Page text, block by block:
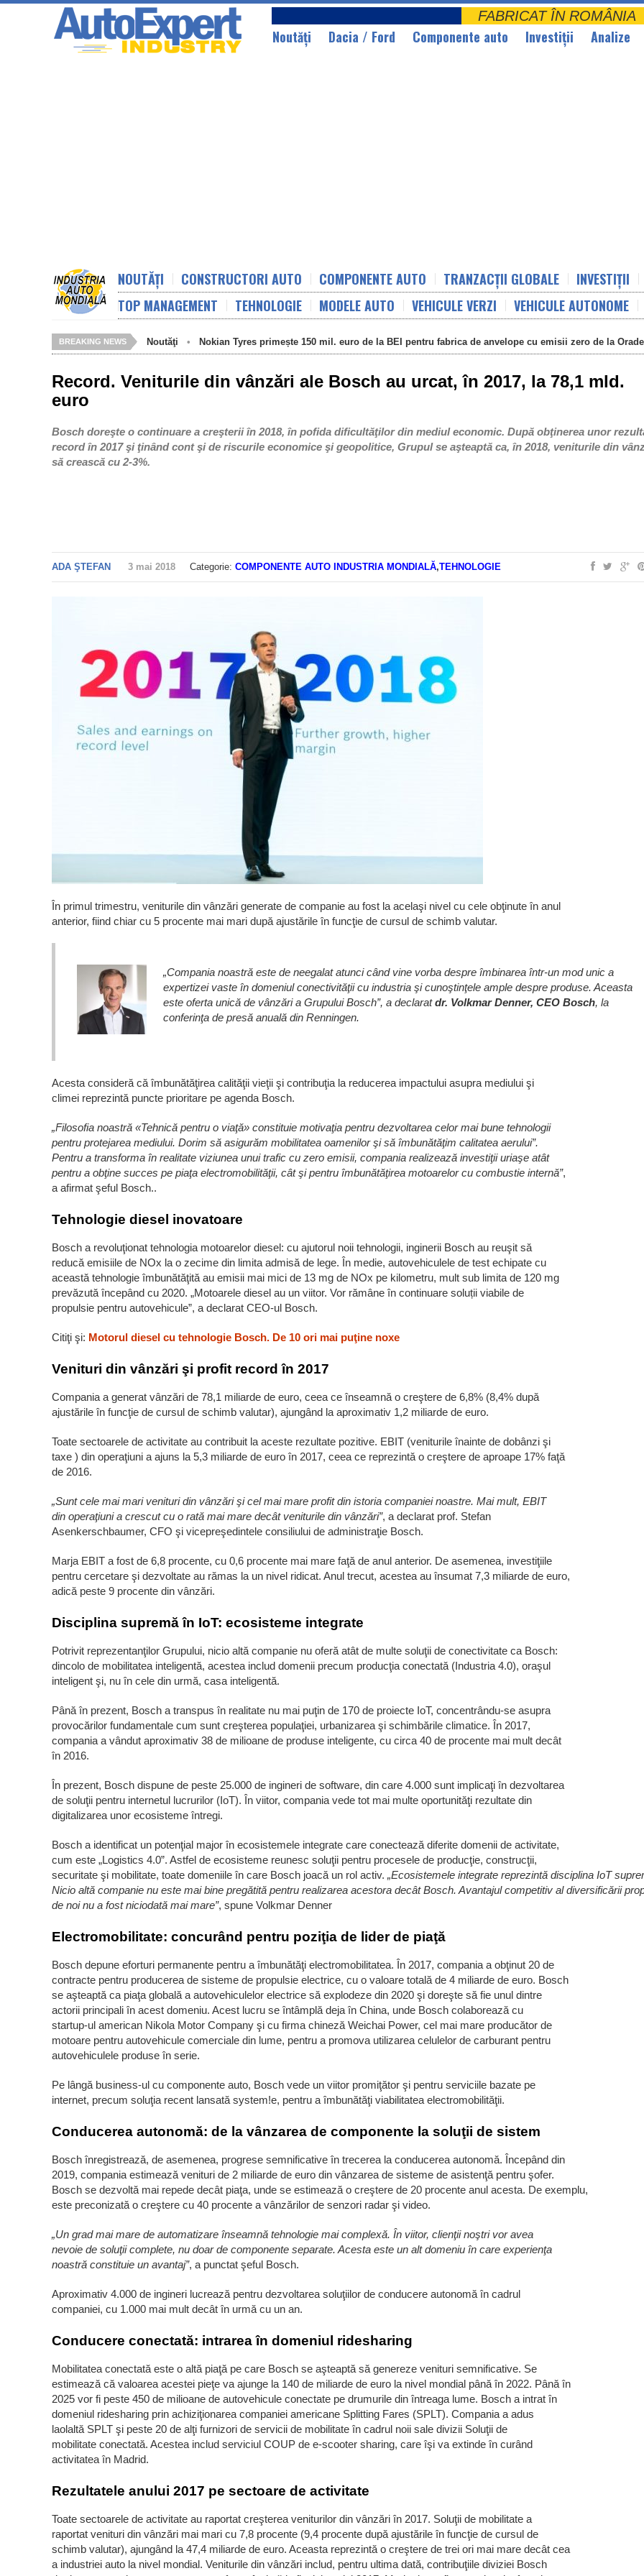
FABRICAT ÎN
Noutăţi Dacia / Ford Componente auto Investiții Analize
NOUTĂȚI CONSTRUCTORI AUTO COMPONENTE AUTO TRANZACȚII GLOBALE INVESTIȚII
TOP MANAGEMENT
TEHNOLOGIE MODELE AUTO VEHICULE VERZI VEHICULE AUTONOME
BREAKING NEWS Noutăţi • Nokian Tyres primește 150 mil. euro de la BEI pentru fabrica de anvelope cu emisii zero de la
Record. Veniturile din vânzări ale Bosch au urcat, în 2017, la 78,1 mld.
euro
Bosch doreşte o continuare a creşterii în 2018, în pofida dificultăţilor din mediul economic. După obţinerea unor
record în 2017 şi ţinând cont şi de riscurile economice şi geopolitice, Grupul se aşteaptă ca, în 2018, veniturile din
să crească cu 2-3%.
ADA ŞTEFAN 3 mai 2018 Categorie: COMPONENTE AUTO INDUSTRIA MONDIALĂ,TEHNOLOGIE
În primul trimestru, veniturile din vânzări generate de companie au fost la acelaşi nivel cu cele obţinute în anul
anterior, fiind chiar cu 5 procente mai mari după ajustările în funcţie de cursul de schimb valutar.
„Compania noastră este de neegalat atunci când vine vorba despre îmbinarea într-un mod unic a
expertizei vaste în domeniul conectivităţii cu industria şi cunoştinţele ample despre produse. Aceasta
este oferta unică de vânzări a Grupului Bosch”, a declaratdr. Volkmar Denner, CEO Bosch, la
conferinţa de presă anuală din Renningen.
Acesta consideră că îmbunătăţirea calităţii vieţii şi contribuţia la reducerea impactului asupra mediului şi
climei reprezintă puncte prioritare pe agenda Bosch.
„Filosofia noastră «Tehnică pentru o viaţă» constituie motivaţia pentru dezvoltarea celor mai bune tehnologii
pentru protejarea mediului. Dorim să asigurăm mobilitatea oamenilor şi să îmbunătăţim calitatea aerului”.
Pentru a transforma în realitate viziunea unui trafic cu zero emisii, compania realizează investiţii uriaşe atât
pentru a obţine succes pe piaţa electromobilităţii, cât şi pentru îmbunătăţirea motoarelor cu combustie internă”,
a afirmat şeful Bosch..
Tehnologie diesel inovatoare
Bosch a revoluţionat tehnologia motoarelor diesel: cu ajutorul noii tehnologii, inginerii Bosch au reuşit să
reducă emisiile de NOx la o zecime din limita admisă de lege. În medie, autovehiculele de test echipate cu
această tehnologie îmbunătăţită au emisii mai mici de 13 mg de NOx pe kilometru, mult sub limita de 120 mg
prevăzută începând cu 2020. „Motoarele diesel au un viitor. Vor rămâne în continuare soluții viabile de
propulsie pentru autovehicule”, a declarat CEO-ul Bosch.
Citiţi şi: Motorul diesel cu tehnologie Bosch. De 10 ori mai puţine noxe
Venituri din vânzări şi profit record în 2017
Compania a generat vânzări de 78,1 miliarde de euro, ceea ce înseamnă o creştere de 6,8% (8,4% după
ajustările în funcţie de cursul de schimb valutar), ajungând la aproximativ 1,2 miliarde de euro.
Toate sectoarele de activitate au contribuit la aceste rezultate pozitive. EBIT (veniturile înainte de dobânzi şi
taxe ) din operaţiuni a ajuns la 5,3 miliarde de euro în 2017, ceea ce reprezintă o creştere de aproape 17% faţă
de 2016.
„Sunt cele mai mari venituri din vânzări şi cel mai mare profit din istoria companiei noastre. Mai mult, EBIT
din operaţiuni a crescut cu o rată mai mare decât veniturile din vânzări”, a declarat prof. Stefan
Asenkerschbaumer, CFO şi vicepreşedintele consiliului de administraţie Bosch.
Marja EBIT a fost de 6,8 procente, cu 0,6 procente mai mare faţă de anul anterior. De asemenea, investiţiile
pentru cercetare şi dezvoltate au rămas la un nivel ridicat. Anul trecut, acestea au însumat 7,3 miliarde de euro,
adică peste 9 procente din vânzări.
Disciplina supremă în IoT: ecosisteme integrate
Potrivit reprezentanţilor Grupului, nicio altă companie nu oferă atât de multe soluţii de conectivitate ca Bosch:
dincolo de mobilitatea inteligentă, acestea includ domenii precum producţia conectată (Industria 4.0), oraşul
inteligent şi, nu în cele din urmă, casa inteligentă.
Până în prezent, Bosch a transpus în realitate nu mai puţin de 170 de proiecte IoT, concentrându-se asupra
provocărilor fundamentale cum sunt creşterea populaţiei, urbanizarea şi schimbările climatice. În 2017,
compania a vândut aproximativ 38 de milioane de produse inteligente, cu circa 40 de procente mai mult decât
în 2016.
În prezent, Bosch dispune de peste 25.000 de ingineri de software, din care 4.000 sunt implicaţi în dezvoltarea
de soluţii pentru internetul lucrurilor (IoT). În viitor, compania vede tot mai multe oportunităţi rezultate din
digitalizarea unor ecosisteme întregi.
Bosch a identificat un potenţial major în ecosistemele integrate care conectează diferite domenii de activitate,
cum este „Logistics 4.0”. Astfel de ecosisteme reunesc soluţii pentru procesele de producţie, construcţii,
securitate şi mobilitate, toate domeniile în care Bosch joacă un rol activ. „Ecosistemele integrate reprezintă disciplina IoT
Nicio altă companie nu este mai bine pregătită pentru realizarea acestora decât Bosch. Avantajul competitiv al diversificării
de noi nu a fost niciodată mai mare”, spune Volkmar Denner
Electromobilitate: concurând pentru poziţia de lider de piaţă
Bosch depune eforturi permanente pentru a îmbunătăţi electromobilitatea. În 2017, compania a obţinut 20 de
contracte pentru producerea de sisteme de propulsie electrice, cu o valoare totală de 4 miliarde de euro. Bosch
se aşteaptă ca piaţa globală a autovehiculelor electrice să explodeze din 2020 şi doreşte să fie unul dintre
actorii principali în acest domeniu. Acest lucru se întâmplă deja în China, unde Bosch colaborează cu
startup-ul american Nikola Motor Company şi cu firma chineză Weichai Power, cel mai mare producător de
motoare pentru autovehicule comerciale din lume, pentru a promova utilizarea celulelor de carburant pentru
autovehiculele produse în serie.
Pe lângă business-ul cu componente auto, Bosch vede un viitor promiţător şi pentru serviciile bazate pe
internet, precum soluţia recent lansată system!e, pentru a îmbunătăţi viabilitatea electromobilităţii.
Conducerea autonomă: de la vânzarea de componente la soluţii de sistem
Bosch înregistrează, de asemenea, progrese semnificative în trecerea la conducerea autonomă. Începând din
2019, compania estimează venituri de 2 miliarde de euro din vânzarea de sisteme de asistenţă pentru şofer.
Bosch se dezvoltă mai repede decât piaţa, unde se estimează o creştere de 20 procente anul acesta. De exemplu,
este preconizată o creştere cu 40 procente a vânzărilor de senzori radar şi video.
„Un grad mai mare de automatizare înseamnă tehnologie mai complexă. În viitor, clienţii noştri vor avea
nevoie de soluţii complete, nu doar de componente separate. Acesta este un alt domeniu în care experienţa
noastră constituie un avantaj”, a punctat şeful Bosch.
Aproximativ 4.000 de ingineri lucrează pentru dezvoltarea soluţiilor de conducere autonomă în cadrul
companiei, cu 1.000 mai mult decât în urmă cu un an.
Conducere conectată: intrarea în domeniul ridesharing
Mobilitatea conectată este o altă piaţă pe care Bosch se aşteaptă să genereze venituri semnificative. Se
estimează că valoarea acestei pieţe va ajunge la 140 de miliarde de euro la nivel mondial până în 2022. Până în
2025 vor fi peste 450 de milioane de autovehicule conectate pe drumurile din întreaga lume. Bosch a intrat în
domeniul ridesharing prin achiziţionarea companiei americane Splitting Fares (SPLT). Compania a adus
laolaltă SPLT şi peste 20 de alţi furnizori de servicii de mobilitate în cadrul noii sale divizii Soluţii de
mobilitate conectată. Acestea includ serviciul COUP de e-scooter sharing, care îşi va extinde în curând
activitatea în Madrid.
Rezultatele anului 2017 pe sectoare de activitate
Toate sectoarele de activitate au raportat creşterea veniturilor din vânzări în 2017. Soluţii de mobilitate a
raportat venituri din vânzări mai mari cu 7,8 procente (9,4 procente după ajustările în funcţie de cursul de
schimb valutar), ajungând la 47,4 miliarde de euro. Aceasta reprezintă o creştere de trei ori mai mare decât cea
a industriei auto la nivel mondial. Veniturile din vânzări includ, pentru ultima dată, contribuţiile diviziei Bosch